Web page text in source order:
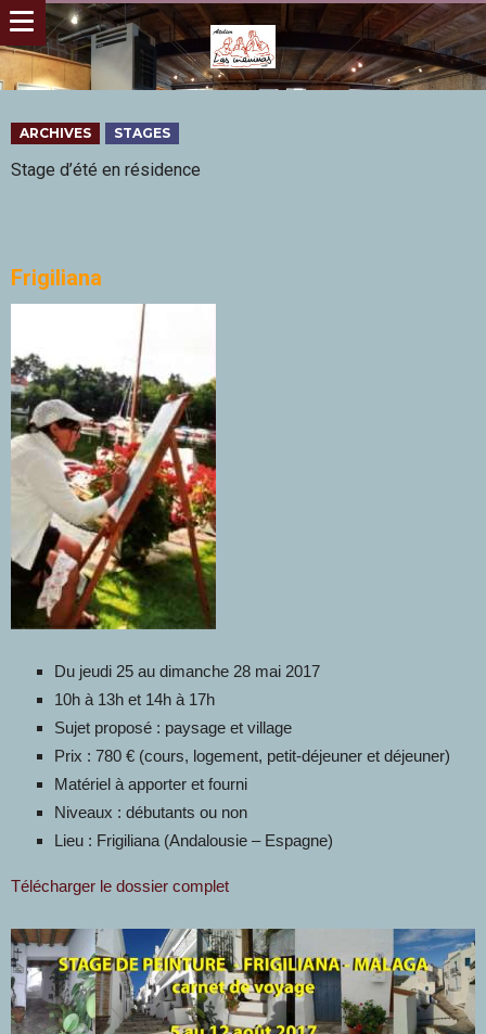
ARCHIVES STAGES
Stage d’été en résidence
Frigiliana
Du jeudi 25 au dimanche 28 mai 2017
10h à 13h et 14h à 17h
Sujet proposé : paysage et village
Prix : 780 € (cours, logement, petit-déjeuner et déjeuner)
Matériel à apporter et fourni
Niveaux : débutants ou non
Lieu : Frigiliana (Andalousie – Espagne)
Télécharger le dossier complet